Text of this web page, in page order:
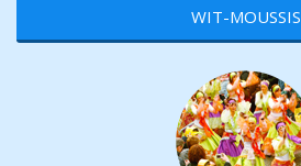
WIT-MOUSSIS